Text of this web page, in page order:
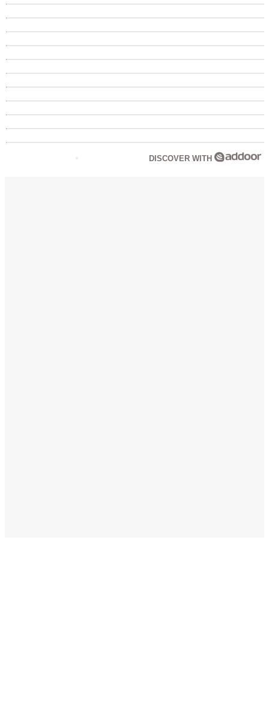
DISCOVER WITH